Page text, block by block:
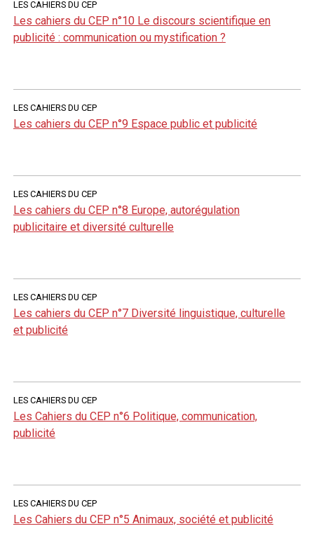
LES CAHIERS DU CEP
Les cahiers du CEP n°10 Le discours scientifique en
publicité : communication ou mystification ?
LES CAHIERS DU CEP
Les cahiers du CEP n°9 Espace public et publicité
LES CAHIERS DU CEP
Les cahiers du CEP n°8 Europe, autorégulation
publicitaire et diversité culturelle
LES CAHIERS DU CEP
Les cahiers du CEP n°7 Diversité linguistique, culturelle
et publicité
LES CAHIERS DU CEP
Les Cahiers du CEP n°6 Politique, communication,
publicité
LES CAHIERS DU CEP
Les Cahiers du CEP n°5 Animaux, société et publicité